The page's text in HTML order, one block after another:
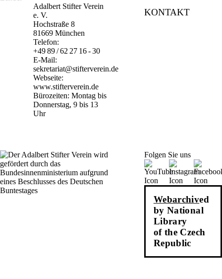
Adalbert Stifter Verein
e. V.
Hochstraße 8
81669 München
Telefon:
+49 89 / 62 27 16 - 30
E-Mail:
sekretariat@stifterverein.de
Webseite:
www.stifterverein.de
Bürozeiten: Montag bis
Donnerstag, 9 bis 13
Uhr
KONTAKT
Folgen Sie uns
Webarchived
by National
Library
of the Czech
Republic